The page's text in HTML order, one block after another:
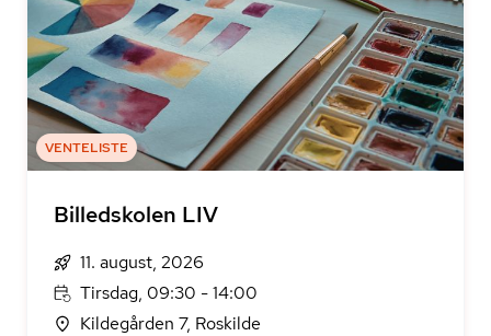
VENTELISTE
Billedskolen LIV
11. august, 2026
Tirsdag, 09:30 - 14:00
Kildegården 7, Roskilde